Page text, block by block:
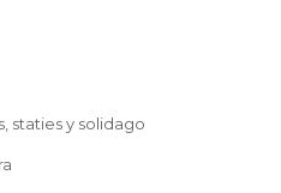
staties y solidago